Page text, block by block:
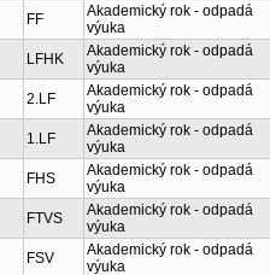
PřF
Akademický rok - odpadá
výuka
FF
Akademický rok - odpadá
výuka
LFHK
Akademický rok - odpadá
výuka
2.LF
Akademický rok - odpadá
výuka
1.LF
Akademický rok - odpadá
výuka
FHS
Akademický rok - odpadá
výuka
FTVS
Akademický rok - odpadá
výuka